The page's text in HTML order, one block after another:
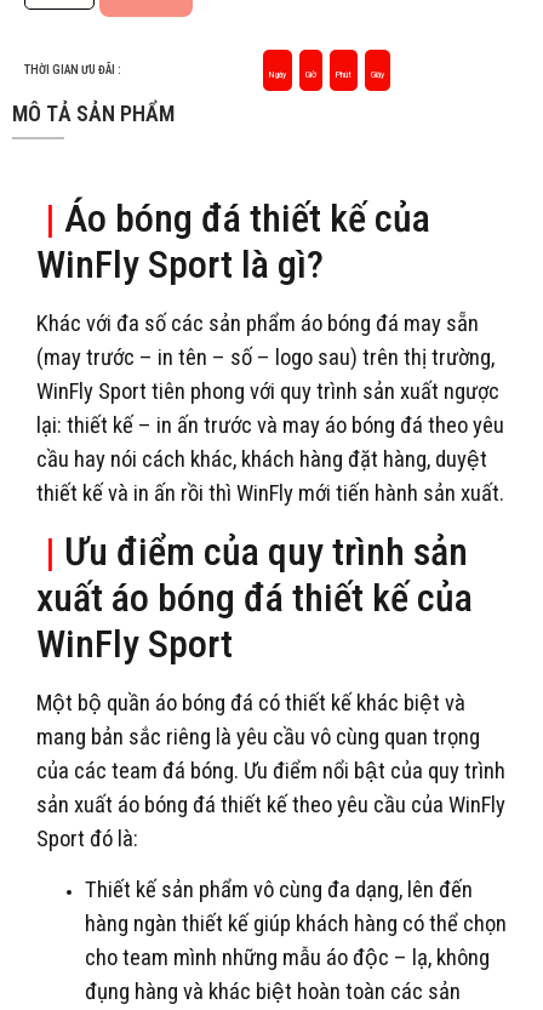
THỜI GIAN ƯU ĐÃI : Ngày Giờ Phút Giây
MÔ TẢ SẢN PHẨM
| Áo bóng đá thiết kế của
WinFly Sport là gì?
Khác với đa số các sản phẩm áo bóng đá may sẵn
(may trước – in tên – số – logo sau) trên thị trường,
WinFly Sport tiên phong với quy trình sản xuất ngược
lại: thiết kế – in ấn trước và may áo bóng đá theo yêu
cầu hay nói cách khác, khách hàng đặt hàng, duyệt
thiết kế và in ấn rồi thì WinFly mới tiến hành sản xuất.
| Ưu điểm của quy trình sản
xuất áo bóng đá thiết kế của
WinFly Sport
Một bộ quần áo bóng đá có thiết kế khác biệt và
mang bản sắc riêng là yêu cầu vô cùng quan trọng
của các team đá bóng. Ưu điểm nổi bật của quy trình
sản xuất áo bóng đá thiết kế theo yêu cầu của WinFly
Sport đó là:
Thiết kế sản phẩm vô cùng đa dạng, lên đến
hàng ngàn thiết kế giúp khách hàng có thể chọn
cho team mình những mẫu áo độc – lạ, không
đụng hàng và khác biệt hoàn toàn các sản